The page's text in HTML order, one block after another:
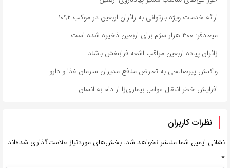
ارائه خدمات ویژه بازتوانی به زائران اربعین در موکب ۱۰۹۲
میعادفر: ۳۰۰ هزار سرُم برای اربعین ذخیره شده است
زائران پیاده اربعین مراقب اشعه فرابنفش باشند
واکنش پیرصالحی به تعارض منافع مدیران سازمان غذا و دارو
افزایش خطر انتقال عوامل بیماری‌زا از دام به انسان
نظرات کاربران
نشانی ایمیل شما منتشر نخواهد شد. بخش‌های موردنیاز علامت‌گذاری شده‌اند
*